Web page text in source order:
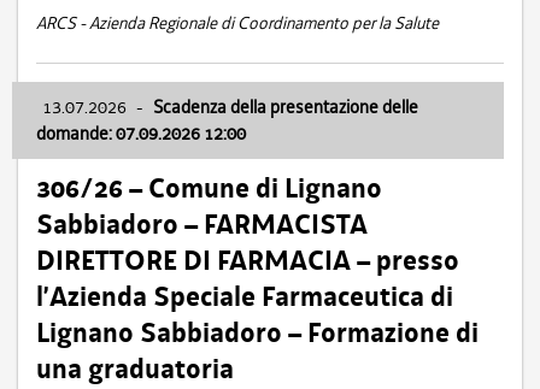
ARCS - Azienda Regionale di Coordinamento per la Salute
13.07.2026 - Scadenza della presentazione delle
domande: 07.09.2026 12:00
306/26 – Comune di Lignano
Sabbiadoro – FARMACISTA
DIRETTORE DI FARMACIA – presso
l’Azienda Speciale Farmaceutica di
Lignano Sabbiadoro – Formazione di
una graduatoria